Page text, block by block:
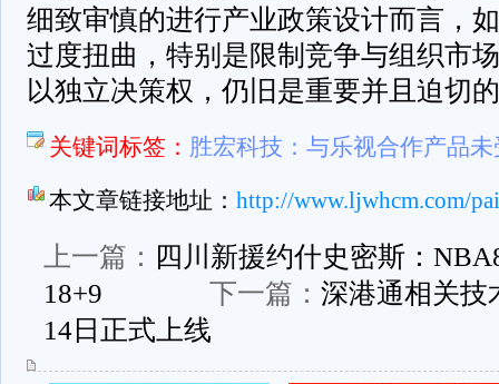
细致审慎的进行产业政策设计而言，
过度扭曲，特别是限制竞争与组织市
以独立决策权，仍旧是重要并且迫切
关键词标签： 胜宏科技：与乐视合作产品
本文章链接地址： http://www.ljwhcm.com/
上一篇： 四川新援约什史密斯：
18+9
下一篇： 深港通相关技
14日正式上线